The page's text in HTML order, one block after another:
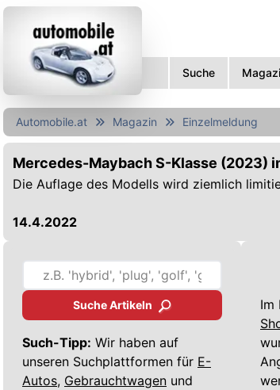
Suche
Automobile.at Magazin Einzelmeldung
Mercedes-Maybach S-Klasse (2023)
Die Auflage des Modells wird ziemlich
14.4.2022
Suche Artikeln
Such-Tipp: Wir haben auf
unseren Suchplattformen für E-
Autos, Gebrauchtwagen und
Im